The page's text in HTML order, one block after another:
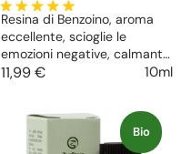
Resina di Benzoino, aroma
eccellente, scioglie le
emozioni negative, calmante
e rilassante. Rinnova la pelle
astringente per pelli grasse.
11,99 € 10ml
Bio